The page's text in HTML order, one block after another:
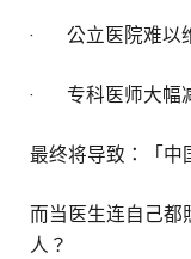
· 公立医院难以
· 专科医师大幅
最终将导致：「中
而当医生连自己都
人？